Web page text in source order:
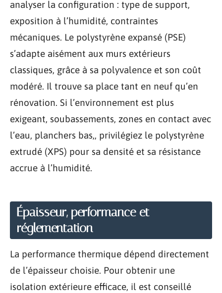
analyser la configuration : type de support,
exposition à l’humidité, contraintes
mécaniques. Le polystyrène expansé (PSE)
s’adapte aisément aux murs extérieurs
classiques, grâce à sa polyvalence et son coût
modéré. Il trouve sa place tant en neuf qu’en
rénovation. Si l’environnement est plus
exigeant, soubassements, zones en contact avec
l’eau, planchers bas,, privilégiez le polystyrène
extrudé (XPS) pour sa densité et sa résistance
accrue à l’humidité.
Épaisseur, performance et
réglementation
La performance thermique dépend directement
de l’épaisseur choisie. Pour obtenir une
isolation extérieure efficace, il est conseillé